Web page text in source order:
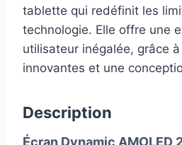
tablette qui redéfinit les
technologie. Elle offre une
utilisateur inégalée, grâce
innovantes et une
Description
Écran Dynamic AMOLED